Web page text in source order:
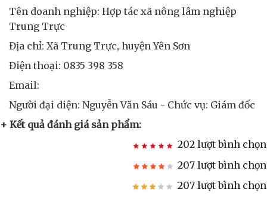
Tên doanh nghiệp: Hợp tác xã nông lâm nghiệp
Trung Trực
Địa chỉ: Xã Trung Trực, huyện Yên Sơn
Điện thoại: 0835 398 358
Email:
Người đại diện: Nguyễn Văn Sáu - Chức vụ: Giám đốc
+ Kết quả đánh giá sản phẩm:
202 lượt bình chọn
207 lượt bình chọn
207 lượt bình chọn